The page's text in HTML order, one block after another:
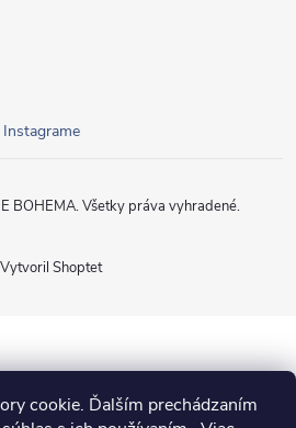
cookie. Ďalším prechádzaním
Vytvoril Shoptet
BOHEMA. Všetky práva vyhradené.